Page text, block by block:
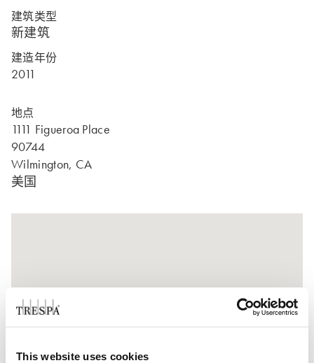
This website uses cookies
建筑类型
新建筑
建造年份
2011
地点
1111 Figueroa Place
90744
Wilmington, CA
美国